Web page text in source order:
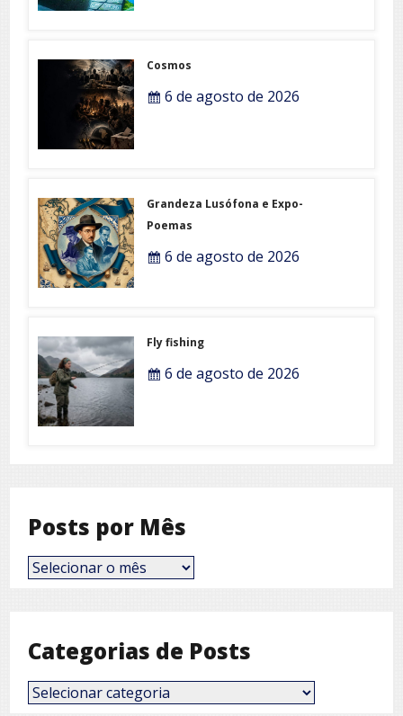
Cosmos
6 de agosto de 2026
Grandeza Lusófona e Expo-
Poemas
6 de agosto de 2026
Fly fishing
6 de agosto de 2026
Posts por Mês
Posts
por
Categorias de Posts
Categorias
de